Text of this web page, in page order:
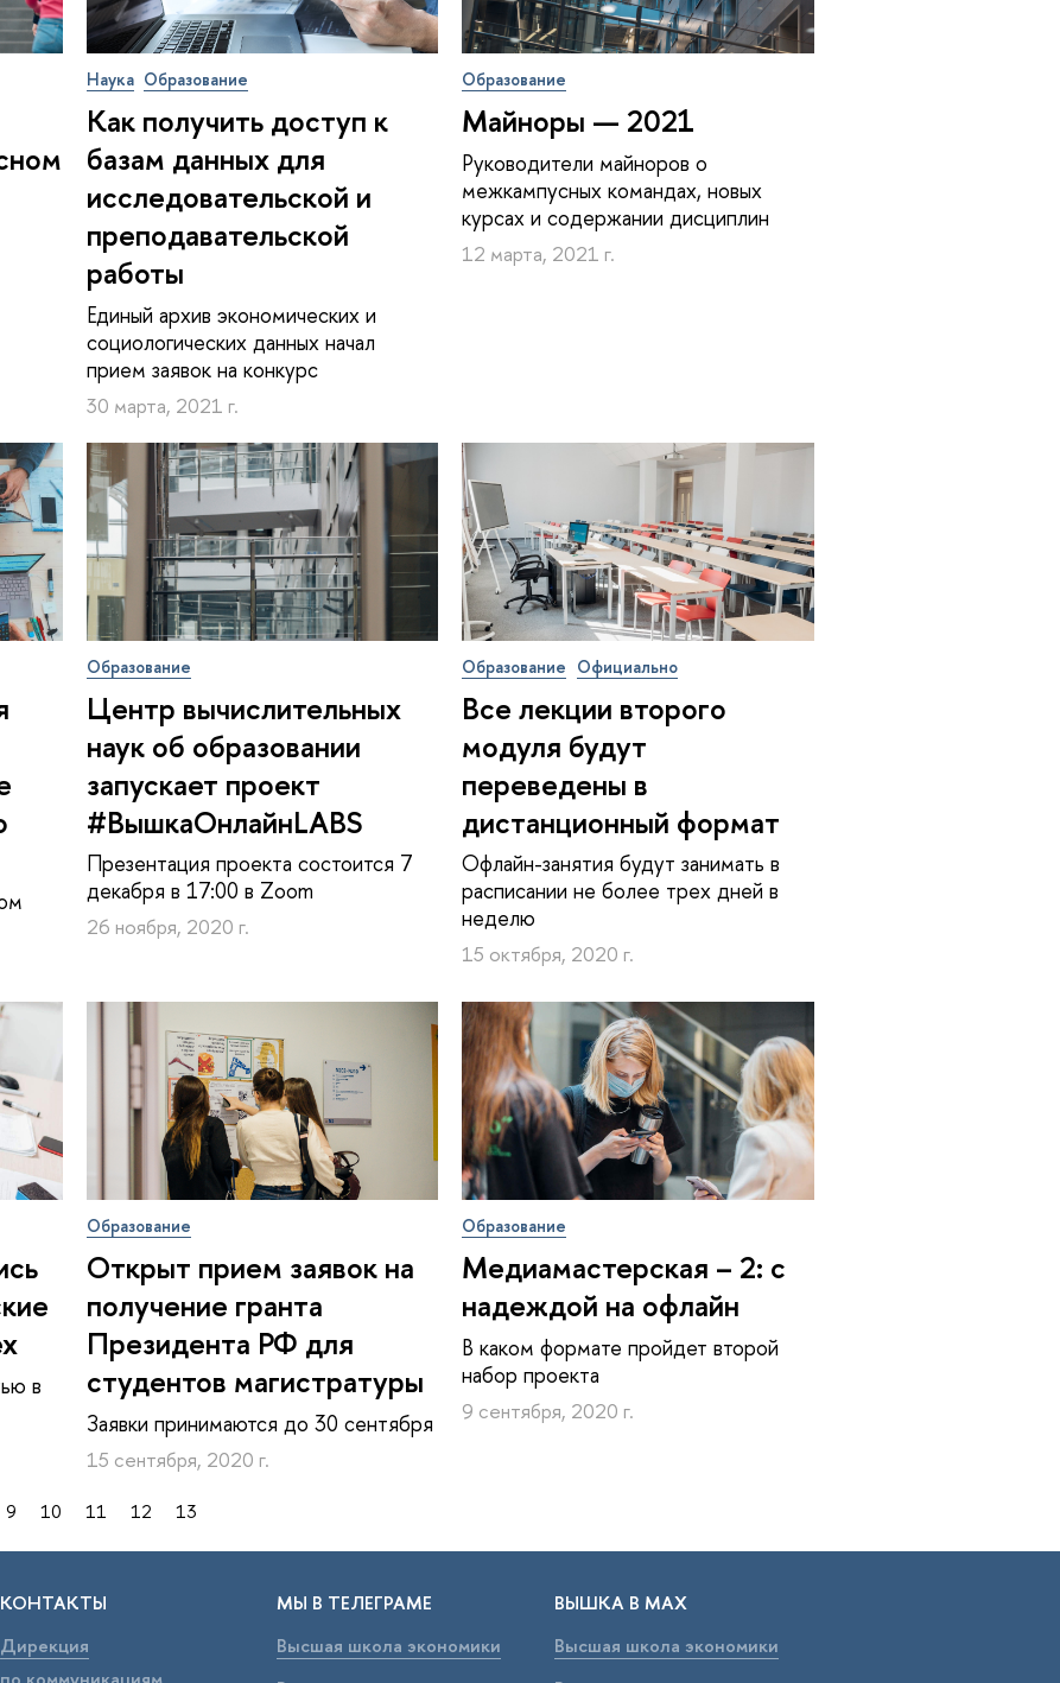
Наука Образование
Как получить доступ к
базам данных для
исследовательской и
преподавательской
работы
Единый архив экономических и
социологических данных начал
прием заявок на конкурс
30 марта, 2021 г.
Образование
Майноры — 2021
Руководители майноров о
межкампусных командах, новых
курсах и содержании дисциплин
12 марта, 2021 г.
Образование
Центр вычислительных
наук об образовании
запускает проект
#ВышкаОнлайнLABS
Презентация проекта состоится 7
декабря в 17:00 в Zoom
26 ноября, 2020 г.
Образование Официально
Все лекции второго
модуля будут
переведены в
дистанционный формат
Офлайн-занятия будут занимать в
расписании не более трех дней в
неделю
15 октября, 2020 г.
в
Образование
Открыт прием заявок на
получение гранта
Президента РФ для
студентов магистратуры
Заявки принимаются до 30 сентября
15 сентября, 2020 г.
Образование
Медиамастерская – 2: с
надеждой на офлайн
В каком формате пройдет второй
набор проекта
9 сентября, 2020 г.
9 10 11 12 13
КОНТАКТЫ
Дирекция
МЫ В ТЕЛЕГРАМЕ
Высшая школа экономики
ВЫШКА В МАХ
Высшая школа экономики